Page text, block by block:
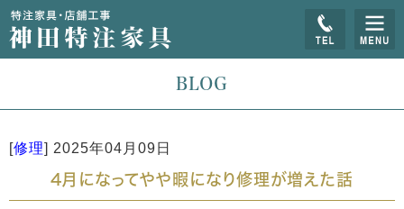
BLOG
[修理] 2025年04月09日
4月になってやや暇になり修理が増えた話